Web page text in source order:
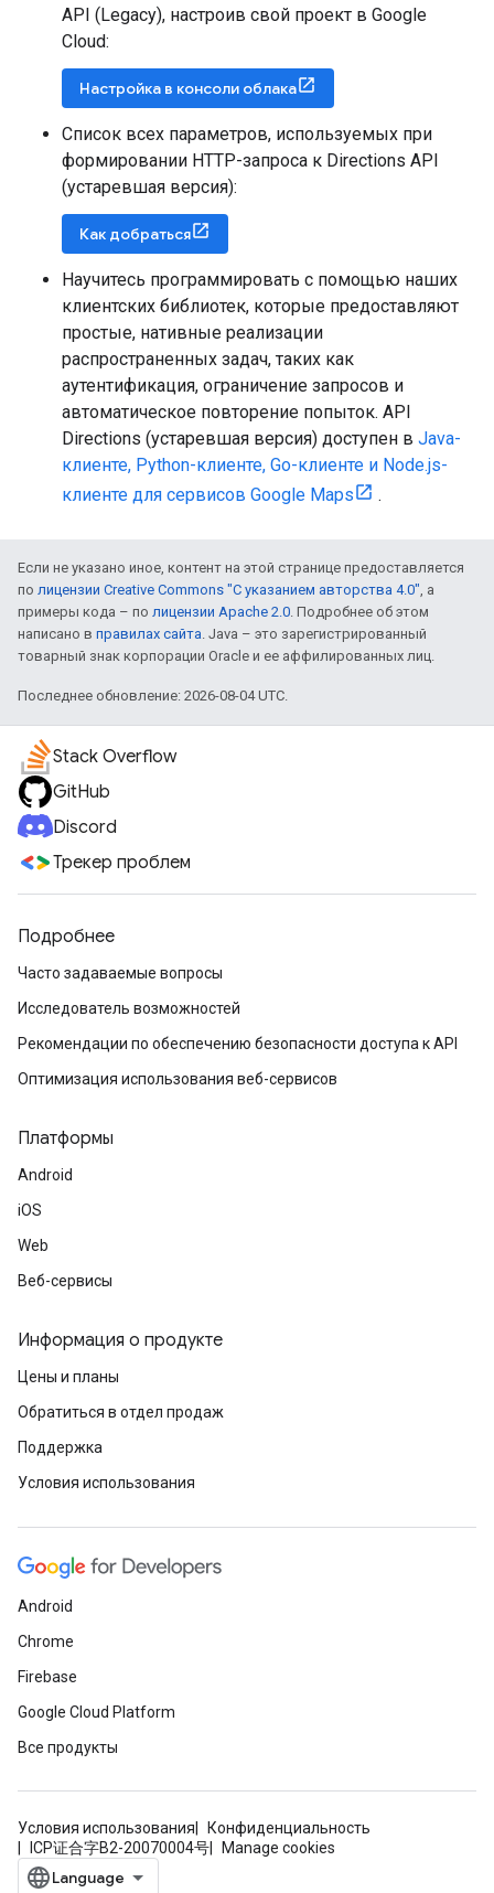
API (Legacy), настроив свой проект в Google
Cloud:
Настройка в консоли облака
Список всех параметров, используемых при
формировании HTTP-запроса к Directions API
(устаревшая версия):
Как добраться
Научитесь программировать с помощью наших
клиентских библиотек, которые предоставляют
простые, нативные реализации
распространенных задач, таких как
аутентификация, ограничение запросов и
автоматическое повторение попыток. API
Directions (устаревшая версия) доступен в Java-
клиенте, Python-клиенте, Go-клиенте и Node.js-
клиенте для сервисов Google Maps
.
Если не указано иное, контент на этой странице предоставляется
по лицензии Creative Commons "С указанием авторства 4.0", а
примеры кода – по лицензии Apache 2.0. Подробнее об этом
написано в правилах сайта. Java – это зарегистрированный
товарный знак корпорации Oracle и ее аффилированных лиц.
Последнее обновление: 2026-08-04 UTC.
Stack Overflow
GitHub
Discord
Трекер проблем
Подробнее
Часто задаваемые вопросы
Исследователь возможностей
Рекомендации по обеспечению безопасности доступа к API
Оптимизация использования веб-сервисов
Платформы
Android
iOS
Web
Веб-сервисы
Информация о продукте
Цены и планы
Обратиться в отдел продаж
Поддержка
Условия использования
Android
Chrome
Firebase
Google Cloud Platform
Все продукты
Условия использования
Конфиденциальность
ICP证合字B2-20070004号
Manage cookies